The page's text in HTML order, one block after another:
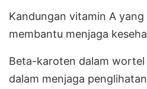
Kandungan vitamin A
membantu menjaga
Beta-karoten dalam
dalam menjaga